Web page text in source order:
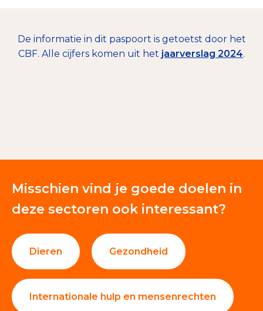
€ 106.549
Giften en donaties 100%
De informatie in dit paspoort is getoetst door het
CBF. Alle cijfers komen uit het jaarverslag 2024.
Misschien vind je goede doelen in
deze sectoren ook interessant?
Dieren Gezondheid
Internationale hulp en mensenrechten